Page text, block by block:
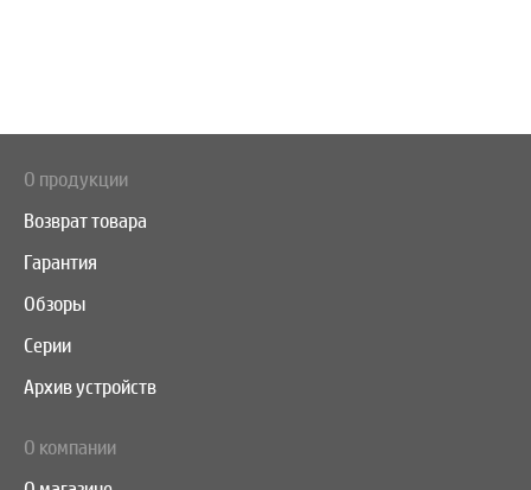
О продукции
Возврат товара
Гарантия
Обзоры
Серии
Архив устройств
О компании